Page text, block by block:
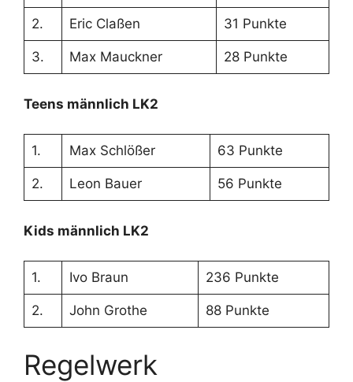
2. Eric Claßen 31 Punkte
3. Max Mauckner 28 Punkte
Teens männlich LK2
1. Max Schlößer 63 Punkte
2. Leon Bauer 56 Punkte
Kids männlich LK2
1. Ivo Braun 236 Punkte
2. John Grothe 88 Punkte
Regelwerk